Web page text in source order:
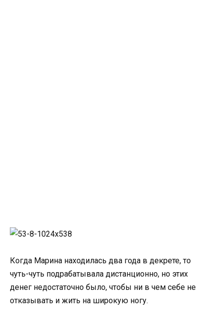
Когда Марина находилась два года в декрете, то
чуть-чуть подрабатывала дистанционно, но этих
денег недостаточно было, чтобы ни в чем себе не
отказывать и жить на широкую ногу.